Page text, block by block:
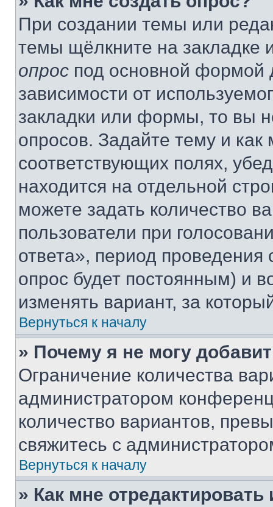
При создании темы или
темы щёлкните на
опрос под основной формой
зависимости от
закладки или формы, то вы
опросов. Задайте тему и
соответствующих полях,
находится на отдельной
можете задать количество
пользователи при
ответа», период проведения
опрос будет постоянным) и
изменять вариант, за
Вернуться к началу
» Почему я не могу
Ограничение количества
администратором
количество вариантов,
свяжитесь с
Вернуться к началу
» Как мне